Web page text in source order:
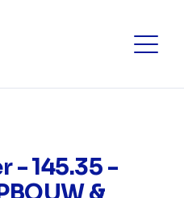
- 145.35 -